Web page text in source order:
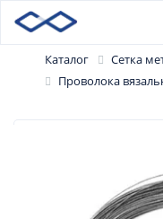
Каталог Сетка
Проволока